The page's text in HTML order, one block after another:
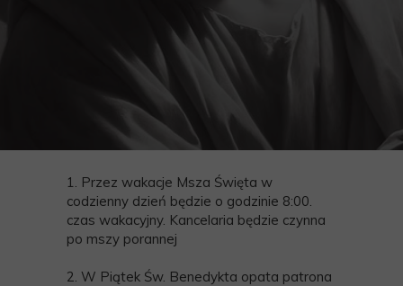
1. Przez wakacje Msza Święta w
codzienny dzień będzie o godzinie 8:00.
czas wakacyjny. Kancelaria będzie czynna
po mszy porannej
2. W Piątek Św. Benedykta opata patrona